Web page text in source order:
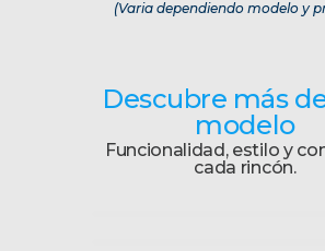
(Varia dependiendo modelo y
Descubre más
modelo
Funcionalidad, estilo y
cada rincón.